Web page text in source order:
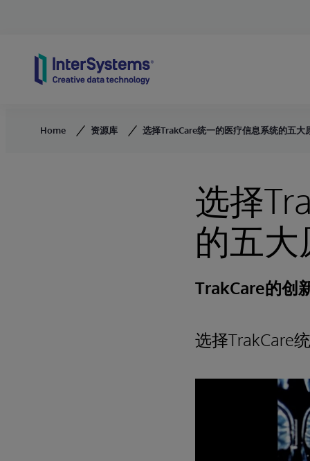
Home 资源库 选择TrakCare统一的医疗信息系统的五大
选择
的五大
TrakCare的创
选择TrakCare